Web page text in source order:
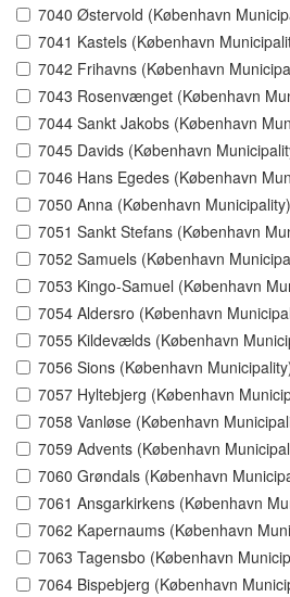
7040 Østervold (København
7041 Kastels (København
7042 Frihavns (København
7043 Rosenvænget (København
7044 Sankt Jakobs (København
7045 Davids (København
7046 Hans Egedes (København
7050 Anna (København Municipality)
7051 Sankt Stefans (København
7052 Samuels (København
7053 Kingo-Samuel (København
7054 Aldersro (København
7055 Kildevælds (København
7056 Sions (København
7057 Hyltebjerg (København
7058 Vanløse (København
7059 Advents (København
7060 Grøndals (København
7061 Ansgarkirkens (København
7062 Kapernaums (København
7063 Tagensbo (København
7064 Bispebjerg (København